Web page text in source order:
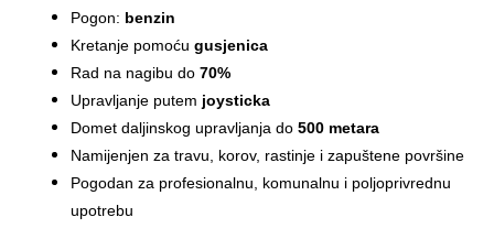
Pogon: benzin
Kretanje pomoću gusjenica
Rad na nagibu do 70%
Upravljanje putem joysticka
Domet daljinskog upravljanja do 500 metara
Namijenjen za travu, korov, rastinje i zapuštene površine
Pogodan za profesionalnu, komunalnu i poljoprivrednu
upotrebu